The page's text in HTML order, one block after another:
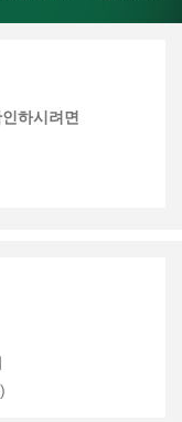
하시려면